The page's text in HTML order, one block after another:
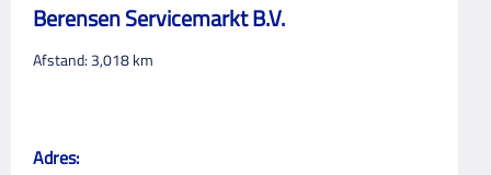
Berensen Servicemarkt B.V.
Afstand: 3,018km
Adres: